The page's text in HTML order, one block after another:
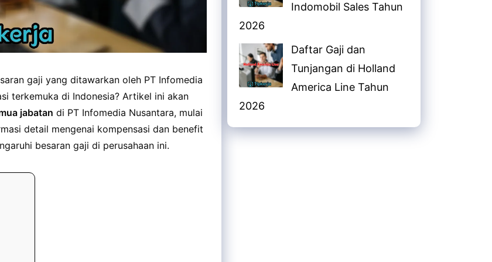
gaji yang ditawarkan oleh PT Infomedia
terkemuka di Indonesia? Artikel ini akan
jabatan di PT Infomedia Nusantara, mulai
detail mengenai kompensasi dan benefit
besaran gaji di perusahaan ini.
Indomobil Sales Tahun
2026
Daftar Gaji dan
Tunjangan di Holland
America Line Tahun
2026